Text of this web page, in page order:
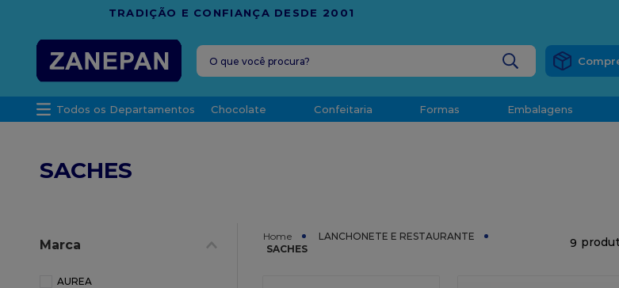
FRETE GRÁTIS
O que você procura?
Todos os Departamentos Chocolate Confeitaria Formas Embalagens
SACHES
Marca
AUREA
LANCHONETE E RESTAURANTE
SACHES
9
leite condensado
6º
sacola